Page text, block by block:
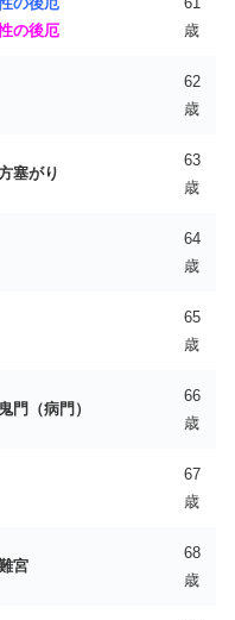
の後厄
歳
62
歳
塞がり
63
歳
64
歳
65
歳
門（病門）
66
歳
67
歳
宮
68
歳